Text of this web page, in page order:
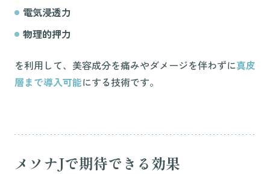
電気浸透力
物理的押力
を利用して、美容成分を痛みやダメージを伴わずに真皮
層まで導入可能にする技術です。
メソナJで期待できる効果